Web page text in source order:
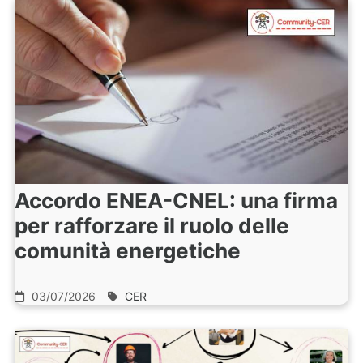
Accordo ENEA-CNEL: una firma
per rafforzare il ruolo delle
comunità energetiche
03/07/2026 CER